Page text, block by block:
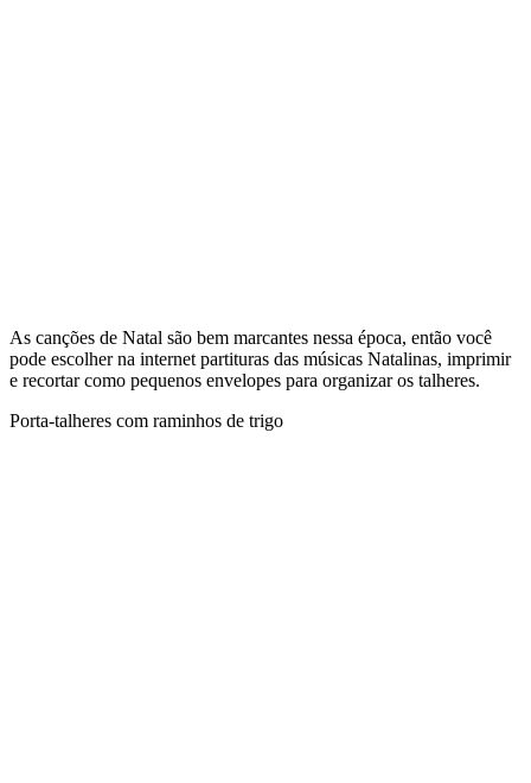
As canções de Natal são bem marcantes nessa época, então você
pode escolher na internet partituras das músicas Natalinas, imprimir
e recortar como pequenos envelopes para organizar os talheres.
Porta-talheres com raminhos de trigo